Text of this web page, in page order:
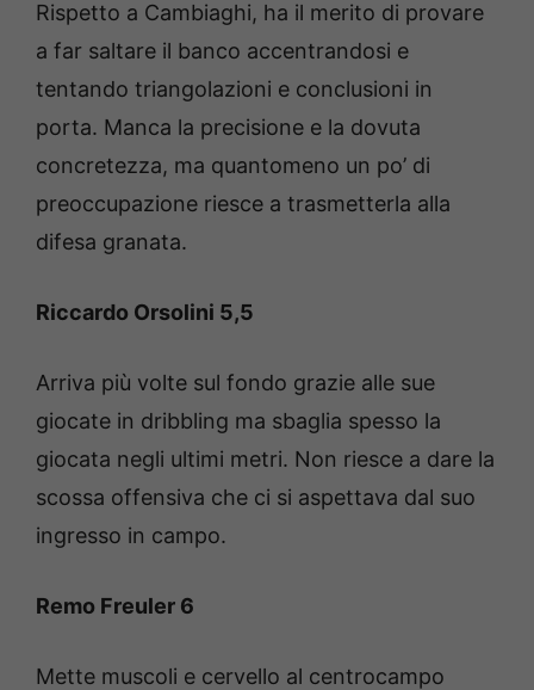
Rispetto a Cambiaghi, ha il merito di provare
a far saltare il banco accentrandosi e
tentando triangolazioni e conclusioni in
porta. Manca la precisione e la dovuta
concretezza, ma quantomeno un po’ di
preoccupazione riesce a trasmetterla alla
difesa granata.
Riccardo Orsolini 5,5
Arriva più volte sul fondo grazie alle sue
giocate in dribbling ma sbaglia spesso la
giocata negli ultimi metri. Non riesce a dare la
scossa offensiva che ci si aspettava dal suo
ingresso in campo.
Remo Freuler 6
Mette muscoli e cervello al centrocampo